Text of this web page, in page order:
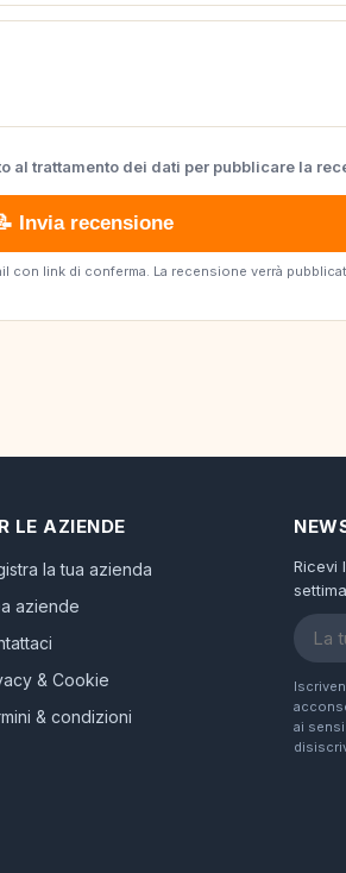
al trattamento dei dati per pubblicare la
Invia recensione
con link di conferma. La recensione verrà
LE AZIENDE
la tua azienda
aziende
& Cookie
& condizioni
Ricevi
ai sensi